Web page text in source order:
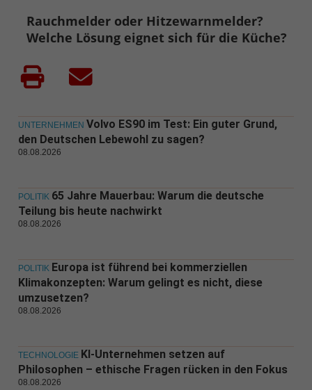
Rauchmelder oder Hitzewarnmelder?
Welche Lösung eignet sich für die Küche?
UNTERNEHMEN Volvo ES90 im Test: Ein guter Grund,
den Deutschen Lebewohl zu sagen?
08.08.2026
POLITIK 65 Jahre Mauerbau: Warum die deutsche
Teilung bis heute nachwirkt
08.08.2026
POLITIK Europa ist führend bei kommerziellen
Klimakonzepten: Warum gelingt es nicht, diese
umzusetzen?
08.08.2026
TECHNOLOGIE KI-Unternehmen setzen auf
Philosophen – ethische Fragen rücken in den Fokus
08.08.2026